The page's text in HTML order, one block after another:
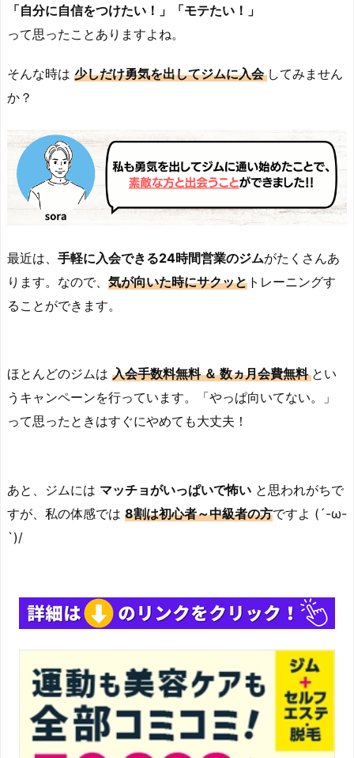
「自分に自信をつけたい！」「モテたい！」
って思ったことありますよね。
そんな時は 少しだけ勇気を出してジムに入会してみません
か？
最近は、 手軽に入会できる24時間営業のジムがたくさんあ
ります。なので、 気が向いた時にサクッと トレーニングす
ることができます。
ほとんどのジムは 入会手数料無料 ＆ 数ヵ月会費無料とい
うキャンペーンを行っています。「やっぱ向いてない。」
って思ったときはすぐにやめても大丈夫！
あと、ジムには マッチョがいっぱいで怖い と思われがちで
すが、私の体感では 8割は初心者～中級者の方ですよ (´-ω-
`)/